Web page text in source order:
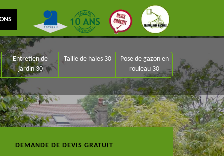
Entretien de
jardin 30
Taille de haies 30
Pose de gazon en
rouleau 30
DEMANDE DE DEVIS GRATUIT